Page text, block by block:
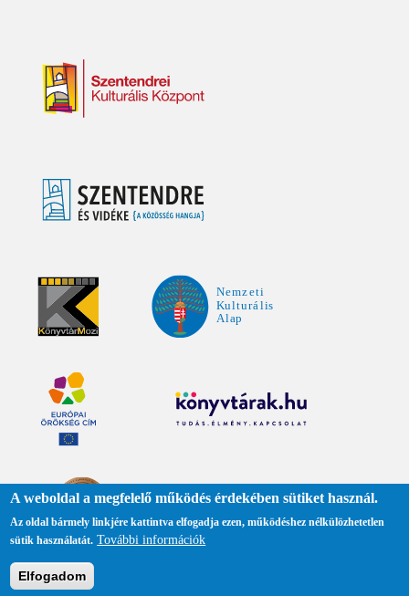
Adatkezelési tájékoztató
Közadattár
A weboldal a megfelelő működés érdekében sütiket használ.
Az oldal bármely linkjére kattintva elfogadja ezen, működéshez nélkülözhetetlen
sütik használatát. További információk
Elfogadom